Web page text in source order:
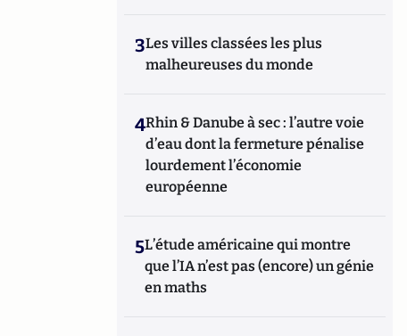
3Les villes classées les plus
malheureuses du monde
4Rhin & Danube à sec : l’autre voie
d’eau dont la fermeture pénalise
lourdement l’économie
européenne
5L’étude américaine qui montre
que l’IA n’est pas (encore) un génie
en maths